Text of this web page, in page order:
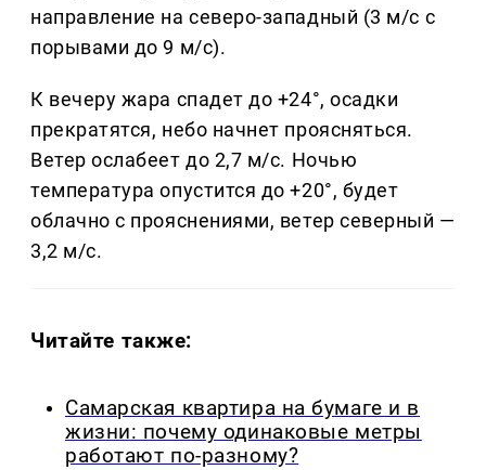
направление на северо-западный (3 м/с с
порывами до 9 м/с).
К вечеру жара спадет до +24°, осадки
прекратятся, небо начнет проясняться.
Ветер ослабеет до 2,7 м/с. Ночью
температура опустится до +20°, будет
облачно с прояснениями, ветер северный —
3,2 м/с.
Читайте также:
Самарская квартира на бумаге и в
жизни: почему одинаковые метры
работают по-разному?